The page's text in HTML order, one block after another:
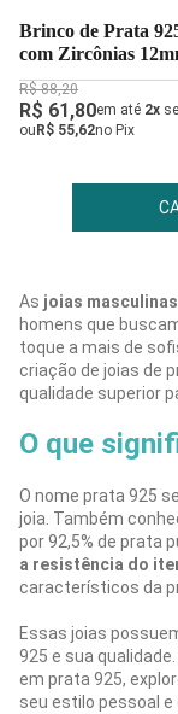
Brinco de Prata
com Zircônias
R$ 88,20
R$ 61,80em até 2x
ouR$ 55,62no Pix
As joias
homens que
toque a mais de
criação de joias de
qualidade superior
O que
O nome prata 925
joia. Também
por 92,5% de prata
a resistência do
característicos da
Essas joias
925 e sua
em prata 925,
seu estilo pessoal e